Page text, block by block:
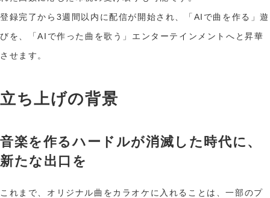
登録完了から3週間以内に配信が開始され、「AIで曲を作る」遊
びを、「AIで作った曲を歌う」エンターテインメントへと昇華
させます。
立ち上げの背景
音楽を作るハードルが消滅した時代に、
新たな出口を
これまで、オリジナル曲をカラオケに入れることは、一部のプ